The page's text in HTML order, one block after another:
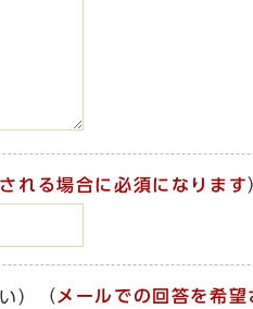
れる場合に必須になります
） （ メールでの回答を希